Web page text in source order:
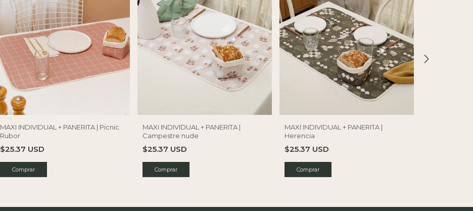
MAXI INDIVIDUAL + PANERITA | Picnic
Rubor
$25.37 USD
MAXI INDIVIDUAL + PANERITA |
Campestre nude
$25.37 USD
MAXI INDIVIDUAL + PANERITA |
Herencia
$25.37 USD